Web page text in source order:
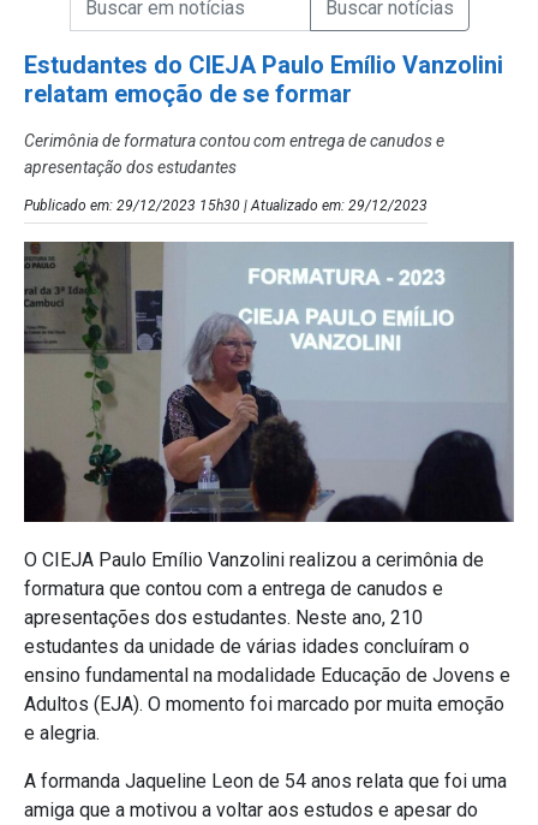
Estudantes do CIEJA Paulo Emílio Vanzolini
relatam emoção de se formar
Cerimônia de formatura contou com entrega de canudos e
apresentação dos estudantes
Publicado em: 29/12/2023 15h30 | Atualizado em: 29/12/2023
O CIEJA Paulo Emílio Vanzolini realizou a cerimônia de
formatura que contou com a entrega de canudos e
apresentações dos estudantes. Neste ano, 210
estudantes da unidade de várias idades concluíram o
ensino fundamental na modalidade Educação de Jovens e
Adultos (EJA). O momento foi marcado por muita emoção
e alegria.
A formanda Jaqueline Leon de 54 anos relata que foi uma
amiga que a motivou a voltar aos estudos e apesar do